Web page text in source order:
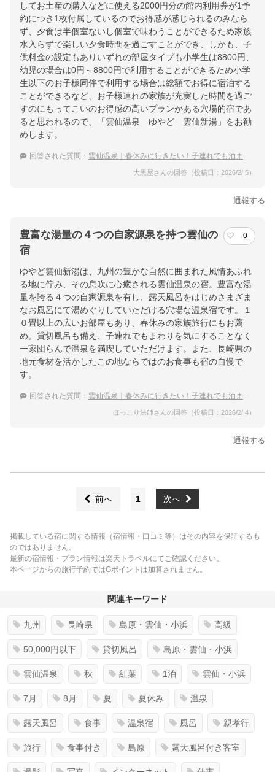
してお土産の購入などに使える2000円分の館内利用券が1予
約につき1枚付属しているのでお得感が感じられるのみなら
ず、夕食は半個室ないし個室で味わうことができるため家族
水入らずで楽しい夕食時間を過ごすことができ、しかも、子
供料金の設定もありいずれの部屋タイプも小学生は8800円、
幼児の場合は0円～8800円で利用することができるため小学
生以下のお子様同伴で利用する場合は総額でお得に宿泊する
ことができるなど、お子様連れの家族が充実した時間を過ご
すのにもってこいのお得感の高いプランがある穴場的宿であ
ると思われるので、「雲仙温泉 ゆやど 雲仙新湯」をお勧
めします。
回答された質問： 雲仙温泉｜春休みに行きたい！子連れでも泊まりやすい穴場な宿は？
大黒屋さんの回答（投稿日：2026/2/ 5）
通報する
豊富な湯量の４つの自家源泉を持つ雲仙の
宿
0
ゆやど雲仙新湯は、九州の豊かな自然に囲まれた風情あふれ
る地に佇み、その息吹に心癒される雲仙温泉の宿。豊富な湯
量を誇る４つの自家源泉を有し、露天風呂をはじめさまざま
なお風呂にて湯めぐりしていただける穴場な温泉宿です。１
０畳以上の広いお部屋もあり、春休みの家族旅行にもお薦
め。貸切風呂も備え、子連れでもまわりを気にすることなく
一家団らんで温泉を満喫していただけます。また、長崎県の
地元食材を活かしたこの地ならではのお食事も宿の自慢で
す。
回答された質問： 雲仙温泉｜春休みに行きたい！子連れでも泊まりやすい穴場な宿は？
ほっこり法師さんの回答（投稿日：2026/2/ 4）
通報する
前へ 1 次へ
掲載している宿に関する情報（宿情報・口コミ等）はその内容を保証するも
のではありません。
最新の宿情報・プラン情報は楽天トラベルにてご確認ください。
本ページからの旅行予約ではGポイントは加算されません。
関連キーワード
九州 長崎県 島原・雲仙・小浜 高級
50,000円以下 貸切風呂 島原・雲仙・小浜
雲仙温泉 秋 紅葉 1泊 雲仙・小浜
7月 8月 夏 夏休み 温泉
露天風呂 食事 温泉宿 風呂 親孝行
旅行 食事付き 島原 露天風呂付き客室